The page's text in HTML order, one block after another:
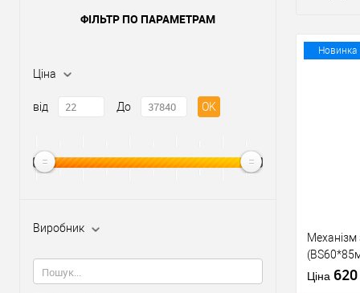
ФІЛЬТР ПО ПАРАМЕТРАМ
Ціна
від До OK
Виробник
Новинка
Механізм
тех
Ціна 620